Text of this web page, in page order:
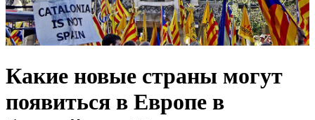
Какие новые страны могут
появиться в Европе в